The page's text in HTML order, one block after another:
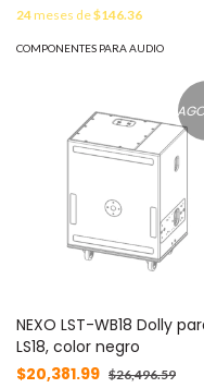
24meses de$146.36
COMPONENTES PARA AUDIO
NEXO LST-WB18 Dolly
LS18, color negro
$20,381.99 $26,496.59